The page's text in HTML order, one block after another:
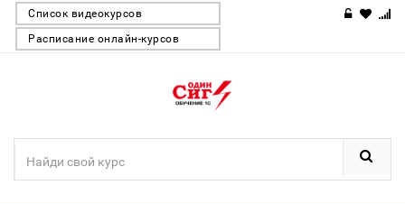
Список видеокурсов
Расписание онлайн-курсов